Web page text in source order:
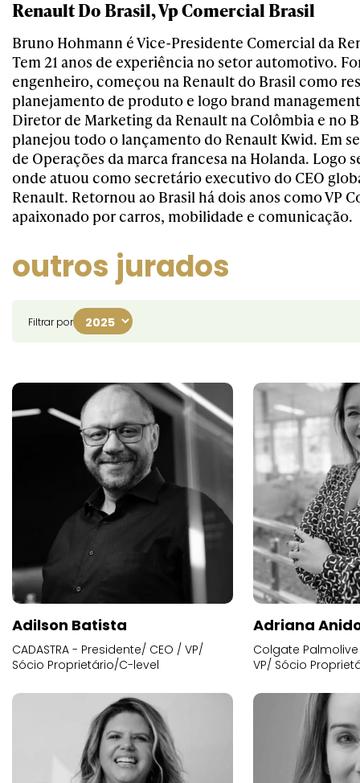
Renault Do Brasil, Vp Comercial Brasil
Bruno Hohmann é Vice-Presidente Comercial da
Tem 21 anos de experiência no setor automotivo.
engenheiro, começou na Renault do Brasil como
planejamento de produto e logo brand
Diretor de Marketing da Renault na Colômbia e no
planejou todo o lançamento do Renault Kwid. Em
de Operações da marca francesa na Holanda. Logo
onde atuou como secretário executivo do CEO
Renault. Retornou ao Brasil há dois anos como VP
apaixonado por carros, mobilidade e comunicação.
outros jurados
Filtrar por
Adilson Batista
CADASTRA - Presidente/ CEO / VP/
Sócio Proprietário/C-level
Adriana
Colgate
VP/ Sócio